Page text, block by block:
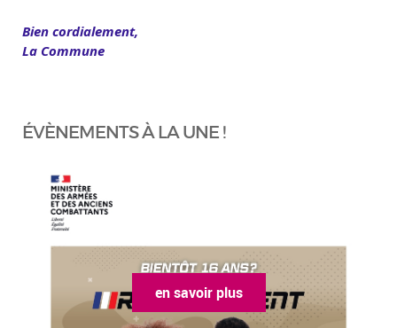
Bien cordialement,
La Commune
ÉVÈNEMENTS À LA UNE !
en savoir plus